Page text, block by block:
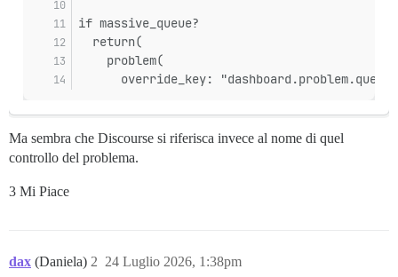
if massive_queue?
  return(
    problem(
override_key:
Ma sembra che Discourse si riferisca invece al nome di quel
controllo del problema.
3 Mi Piace
dax (Daniela) 24 Luglio 2026, 1:38pm
2